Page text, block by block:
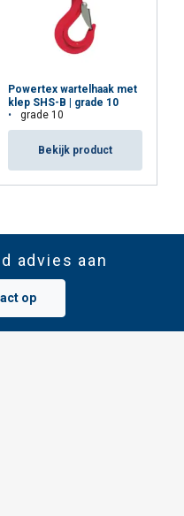
Powertex wartelhaak met
klep SHS-B | grade 10
grade 10
Bekijk product
advies aan
op